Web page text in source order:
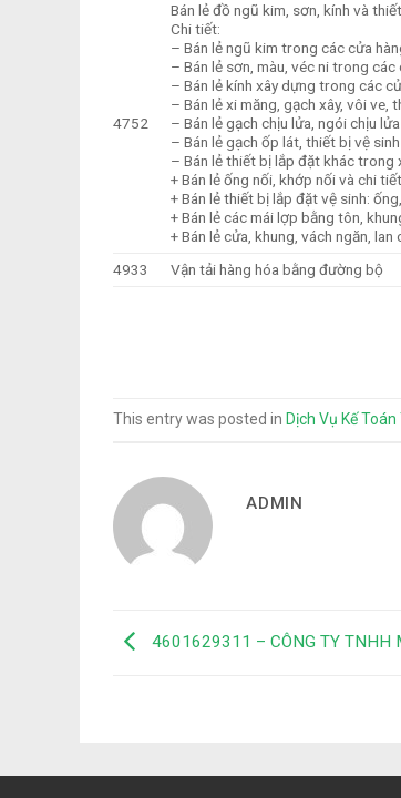
4752
Bán lẻ đồ ngũ kim, sơn, kính và
Chi tiết:
– Bán lẻ ngũ kim trong các cửa
– Bán lẻ sơn, màu, véc ni trong các
– Bán lẻ kính xây dựng trong các
– Bán lẻ xi măng, gạch xây, vôi
– Bán lẻ gạch chịu lửa, ngói chịu
– Bán lẻ gạch ốp lát, thiết bị vệ
– Bán lẻ thiết bị lắp đặt khác trong
+ Bán lẻ ống nối, khớp nối và chi
+ Bán lẻ thiết bị lắp đặt vệ sinh:
+ Bán lẻ các mái lợp bằng tôn,
+ Bán lẻ cửa, khung, vách ngăn,
4933
Vận tải hàng hóa bằng đường bộ
This entry was posted in Dịch Vụ Kế
ADMIN
4601629311 – CÔNG TY TNHH